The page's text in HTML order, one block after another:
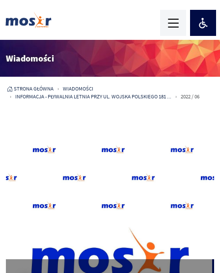
Wiadomości
STRONA GŁÓWNA
WIADOMOŚCI
INFORMACJA - PŁYWALNIA LETNIA PRZY UL. WOJSKA POLSKIEGO 181 ...
2022 / 06